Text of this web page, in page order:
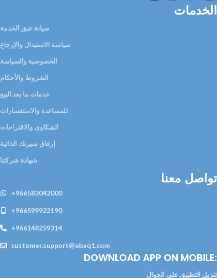
الخدمات
صيانة عبق الخدمة
سياسة الاستبدال والإرجاع
الخصوصية والسياسة
الشروط والأحكام
خدمات ما بعد البيع
للمساعدة والاستفسارات
الشكاوى والاقتراحات
إرفاق سيرتك الذاتية
شهادة شركتنا
تواصل معنا
+966583042000
+966599922190
+966148259314
customer.support@abaq1.com
DOWNLOAD APP ON MOBILE:
تنزيل التطبيق على الجوال